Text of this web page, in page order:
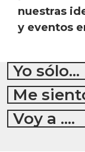
nuestras
y eventos
Yo sólo...
Me
Voy a ....